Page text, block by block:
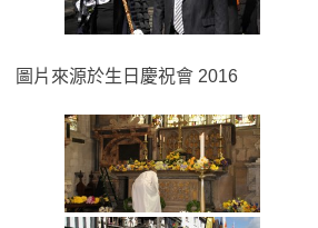
圖片來源於生日慶祝會 2016